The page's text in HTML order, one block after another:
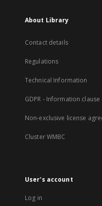
About Library
Contact details
Regulations
Technical Information
GDPR - Information clause
Non-exclusive license
Cluster WMBC
User's account
Log in